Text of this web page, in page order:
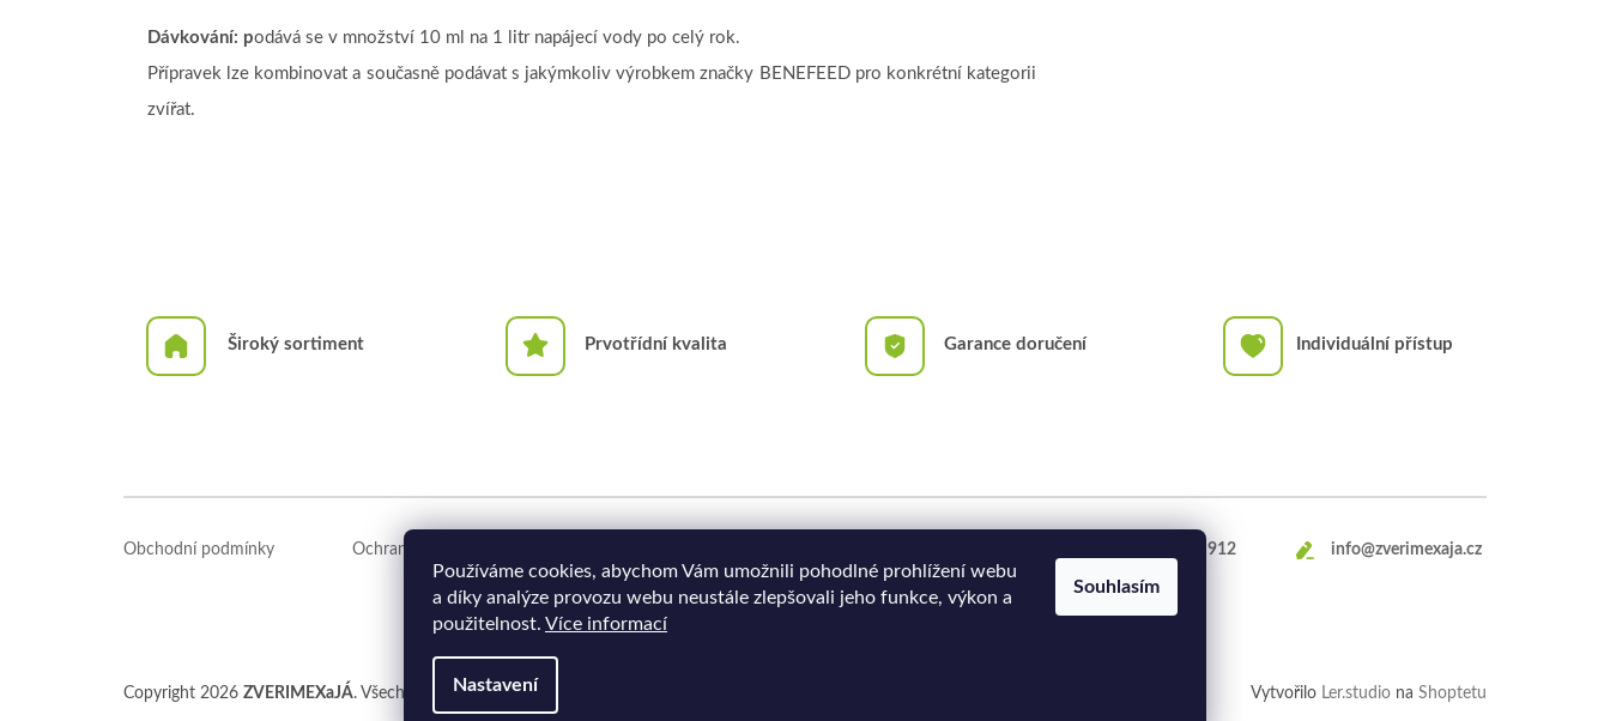
Používáme cookies, abychom Vám umožnili pohodlné prohlížení webu
a díky analýze provozu webu neustále zlepšovali jeho funkce, výkon a
použitelnost. Více informací
Nastavení
Souhlasím
Dávkování: podává se v množství 10 ml na 1 litr napájecí vody po celý rok.
Přípravek lze kombinovat a současně podávat s jakýmkoliv výrobkem značky BENEFEED pro konkrétní kategorii
zvířat.
Široký sortiment Prvotřídní kvalita Garance doručení Individuální přístup
Obchodní podmínky Ochrana osobních údajů 469 660 912 info@zverimexaja.cz
Vytvořilo Ler.studio na Shoptetu
Copyright 2026 ZVERIMEXaJÁ. Všechna práva vyhrazena.